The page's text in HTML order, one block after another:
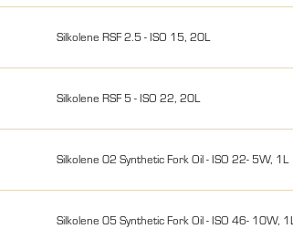
Silkolene RSF 2.5 - ISO 15, 20L
Silkolene RSF 5 - ISO 22, 20L
Silkolene 02 Synthetic Fork Oil - ISO 22- 5W, 1L
Silkolene 05 Synthetic Fork Oil - ISO 46- 10W, 1L